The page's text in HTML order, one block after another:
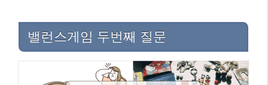
밸런스게임 두번째 질문